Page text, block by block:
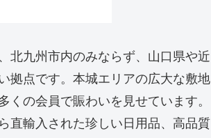
北九州市内のみならず、山口県や近
拠点です。本城エリアの広大な敷地
の会員で賑わいを見せています。
直輸入された珍しい日用品、高品質